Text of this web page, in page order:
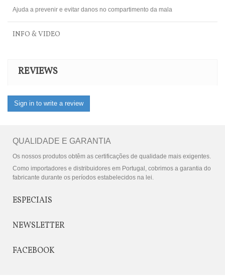
Ajuda a prevenir e evitar danos no compartimento da mala
INFO & VIDEO
REVIEWS
Sign in to write a review
QUALIDADE E GARANTIA
Os nossos produtos obtêm as certificações de qualidade mais exigentes.
Como importadores e distribuidores em Portugal, cobrimos a garantia do
fabricante durante os períodos estabelecidos na lei.
ESPECIAIS
NEWSLETTER
FACEBOOK